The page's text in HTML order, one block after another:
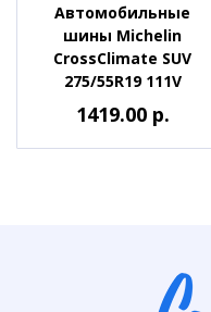
Автомобильные
шины Michelin
CrossClimate SUV
275/55R19 111V
1419.00 р.